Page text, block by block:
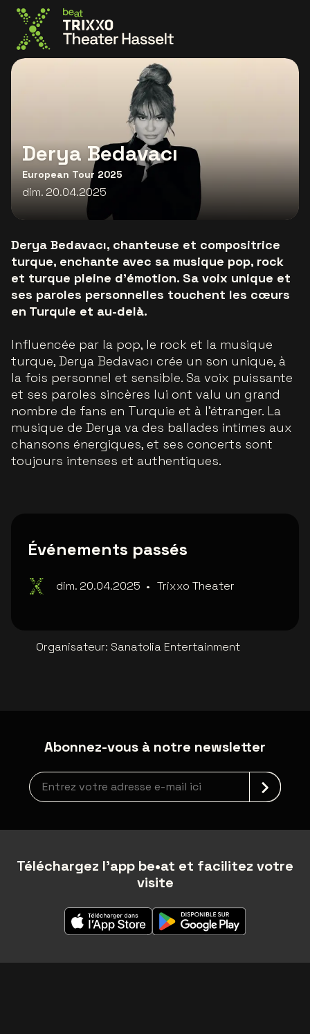
Allez à la page d'accueil
Derya Bedavacı
European Tour 2025
dim. 20.04.2025
Derya Bedavacı, chanteuse et compositrice
turque, enchante avec sa musique pop, rock
et turque pleine d'émotion. Sa voix unique et
ses paroles personnelles touchent les cœurs
en Turquie et au-delà.
Influencée par la pop, le rock et la musique
turque, Derya Bedavacı crée un son unique, à
la fois personnel et sensible. Sa voix puissante
et ses paroles sincères lui ont valu un grand
nombre de fans en Turquie et à l'étranger. La
musique de Derya va des ballades intimes aux
chansons énergiques, et ses concerts sont
toujours intenses et authentiques.
Événements passés
dim. 20.04.2025 • Trixxo Theater
Organisateur: Sanatolia Entertainment
Abonnez-vous à notre newsletter
Inscription à la newsletter
Téléchargez l'app be•at et facilitez votre
visite